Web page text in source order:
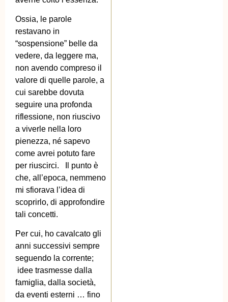
Ossia, le parole
restavano in
“sospensione” belle da
vedere, da leggere ma,
non avendo compreso il
valore di quelle parole, a
cui sarebbe dovuta
seguire una profonda
riflessione, non riuscivo
a viverle nella loro
pienezza, né sapevo
come avrei potuto fare
per riuscirci. Il punto è
che, all’epoca, nemmeno
mi sfiorava l’idea di
scoprirlo, di approfondire
tali concetti.
Per cui, ho cavalcato gli
anni successivi sempre
seguendo la corrente;
idee trasmesse dalla
famiglia, dalla società,
da eventi esterni … fino